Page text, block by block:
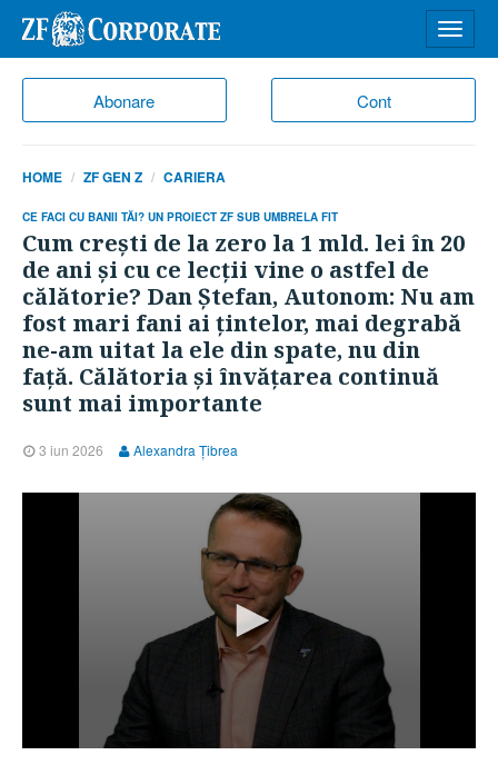
Abonare Cont
meniu
HOME ZF GEN Z CARIERA
CE FACI CU BANII TĂI? UN PROIECT ZF SUB UMBRELA FIT
Cum creşti de la zero la 1 mld. lei în 20
de ani şi cu ce lecţii vine o astfel de
călătorie? Dan Ştefan, Autonom: Nu am
fost mari fani ai ţintelor, mai degrabă
ne-am uitat la ele din spate, nu din
faţă. Călătoria şi învăţarea continuă
sunt mai importante
3 iun 2026 Alexandra Ţibrea